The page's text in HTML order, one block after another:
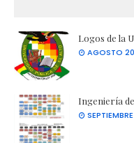
Logos de la
AGOSTO
Ingeniería de